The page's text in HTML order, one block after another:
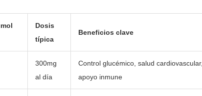
Dosis
típica
Beneficios clave
300mg
al día
Control glucémico, salud cardiovascular,
apoyo inmune